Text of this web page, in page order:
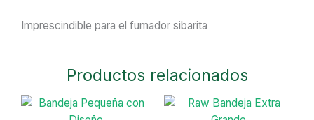
para
Imprescindible para el fumador sibarita
Productos relacionados